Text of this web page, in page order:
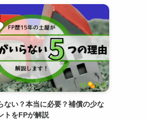
ない？本当に必要？補償の少な
トをFPが解説